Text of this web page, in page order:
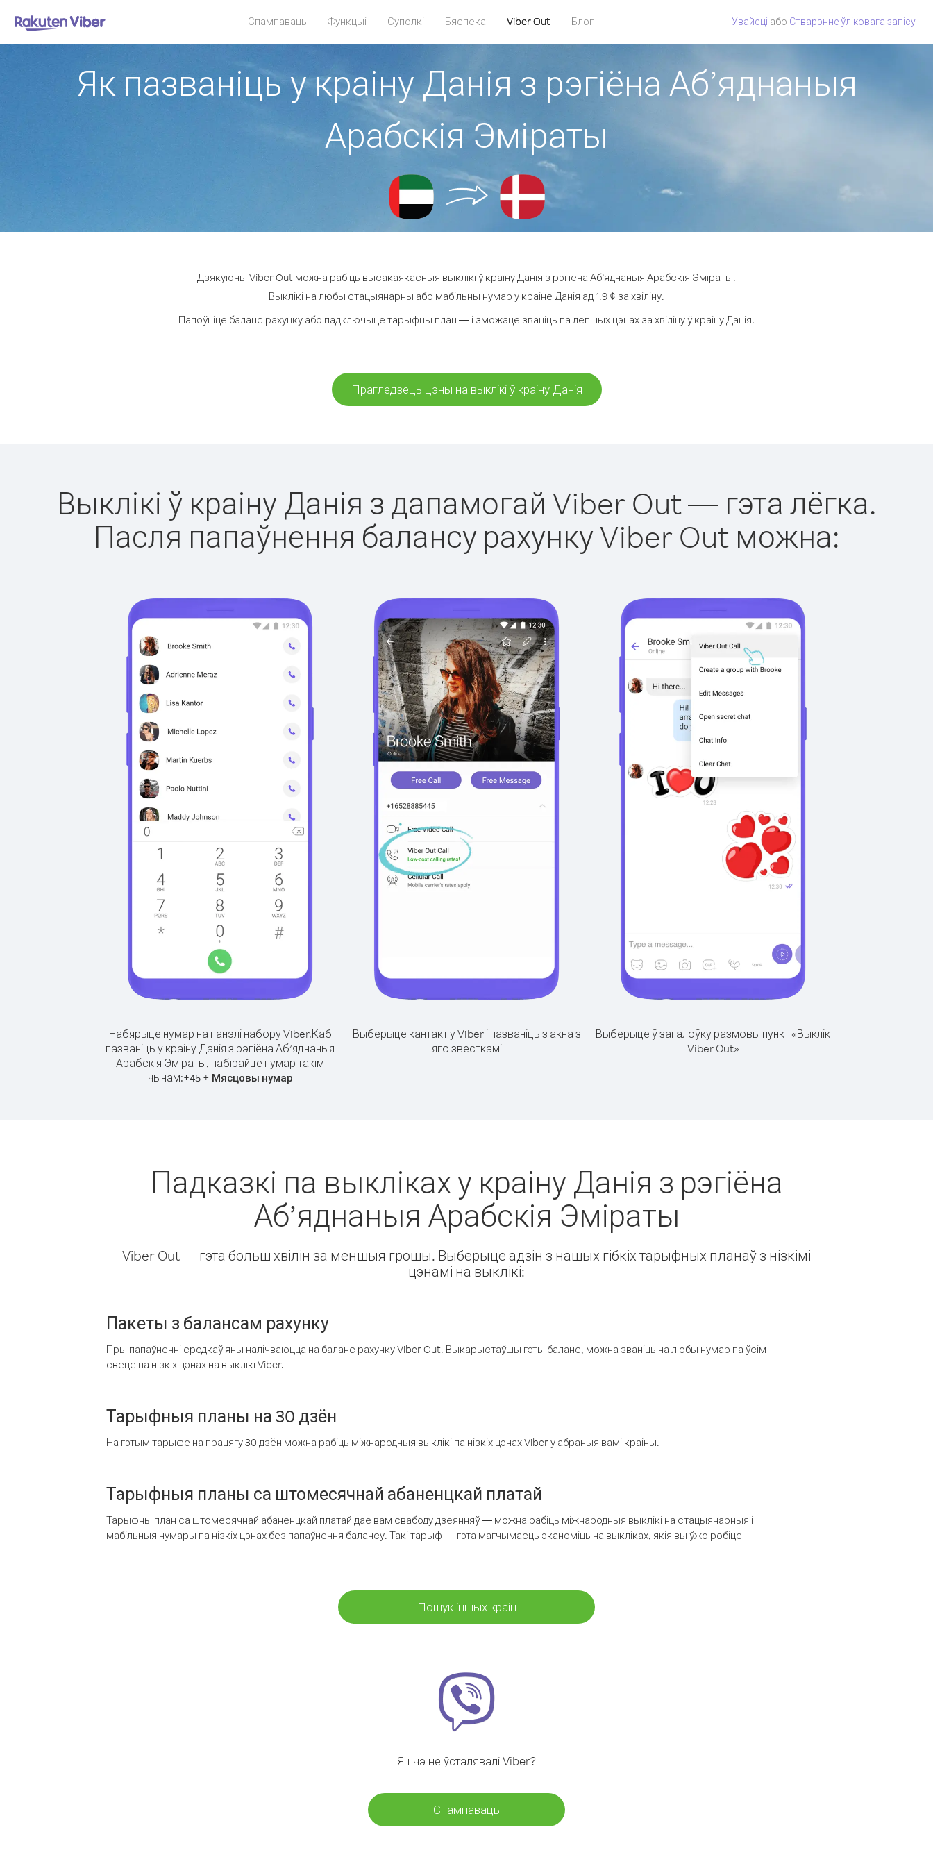
Спампаваць Функцыі Суполкі Бяспека Viber Out Блог Увайсці або Стварэнне ўліковага запісу
Як пазваніць у краіну Данія з рэгіёна Аб’яднаныя
Арабскія Эміраты
Дзякуючы Viber Out можна рабіць высакаякасныя выклікі ў краіну Данія з рэгіёна Аб’яднаныя Арабскія Эміраты.
Выклікі на любы стацыянарны або мабільны нумар у краіне Данія ад 1.9 ¢ за хвіліну.
Папоўніце баланс рахунку або падключыце тарыфны план — і зможаце званіць па лепшых цэнах за хвіліну ў краіну Данія.
Прагледзець цэны на выклікі ў краіну Данія
Выклікі ў краіну Данія з дапамогай Viber Out — гэта лёгка.
Пасля папаўнення балансу рахунку Viber Out можна:
Набярыце нумар на панэлі набору Viber.Каб
пазваніць у краіну Данія з рэгіёна Аб’яднаныя
Арабскія Эміраты, набірайце нумар такім
чынам:+45+ Мясцовы нумар
Выберыце кантакт у Viber і пазваніць з акна з
яго звесткамі
Выберыце ў загалоўку размовы пункт «Выклік
Viber Out»
Падказкі па выкліках у краіну Данія з рэгіёна
Аб’яднаныя Арабскія Эміраты
Viber Out — гэта больш хвілін за меншыя грошы. Выберыце адзін з нашых гібкіх тарыфных планаў з нізкімі
цэнамі на выклікі:
Пакеты з балансам рахунку
Пры папаўненні сродкаў яны налічваюцца на баланс рахунку Viber Out. Выкарыстаўшы гэты баланс, можна званіць на любы нумар па ўсім
свеце па нізкіх цэнах на выклікі Viber.
Тарыфныя планы на 30 дзён
На гэтым тарыфе на працягу 30 дзён можна рабіць міжнародныя выклікі па нізкіх цэнах Viber у абраныя вамі краіны.
Тарыфныя планы са штомесячнай абаненцкай платай
Тарыфны план са штомесячнай абаненцкай платай дае вам свабоду дзеянняў — можна рабіць міжнародныя выклікі на стацыянарныя і
мабільныя нумары па нізкіх цэнах без папаўнення балансу. Такі тарыф — гэта магчымасць эканоміць на выкліках, якія вы ўжо робіце
Пошук іншых краін
Яшчэ не ўсталявалі Viber?
Спампаваць